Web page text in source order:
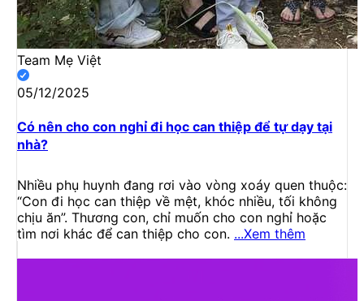
Team Mẹ Việt
05/12/2025
Có nên cho con nghỉ đi học can thiệp để tự dạy tại
nhà?
Nhiều phụ huynh đang rơi vào vòng xoáy quen thuộc:
“Con đi học can thiệp về mệt, khóc nhiều, tối không
chịu ăn”. Thương con, chỉ muốn cho con nghỉ hoặc
tìm nơi khác để can thiệp cho con. ...Xem thêm